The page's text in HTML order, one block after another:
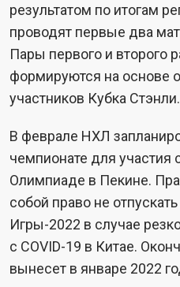
результатом по итогам
проводят первые два
Пары первого и второго
формируются на основе
участников Кубка Стэнли.
В феврале НХЛ
чемпионате для участия
Олимпиаде в Пекине.
собой право не
Игры-2022 в случае
с COVID-19 в Китае.
вынесет в январе 2022